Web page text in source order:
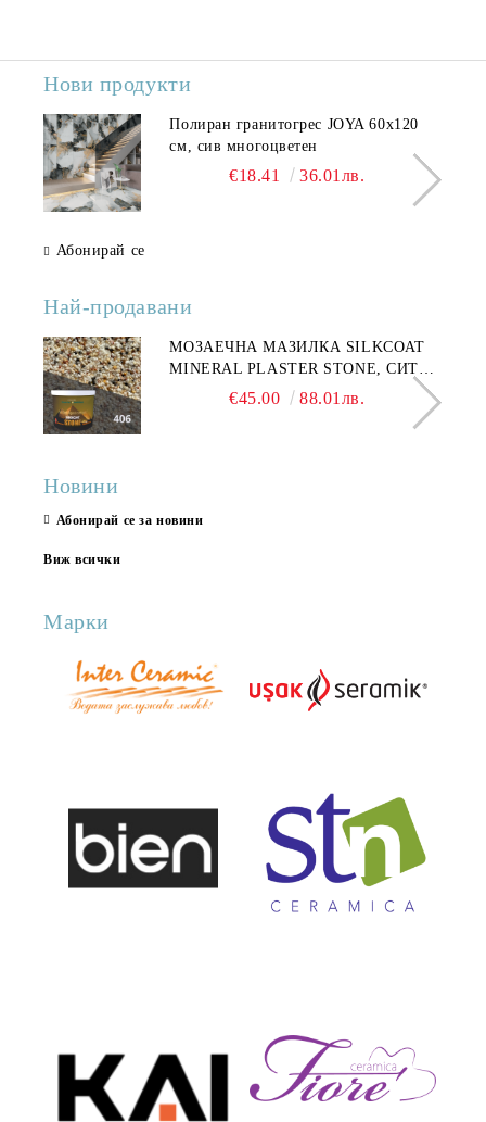
Нови продукти
Полиран гранитогрес JOYA 60x120
см, сив многоцветен
€18.41 36.01лв.
Абонирай се
Най-продавани
МОЗАЕЧНА МАЗИЛКА SILKCOAT
MINERAL PLASTER STONE, СИТЕН
КАМЪК 406 25КГ
€45.00 88.01лв.
Новини
Абонирай се за новини
Виж всички
Марки